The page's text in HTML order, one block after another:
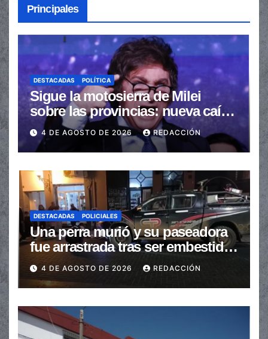
Principales
DESTACADAS POLÍTICA
Sigue la motosierra de Milei
sobre las provincias: nueva caída
de las transferencias no
automáticas
4 DE AGOSTO DE 2026 REDACCIÓN
DESTACADAS POLICIALES
Una perra murió y su paseadora
fue arrastrada tras ser embestidas
en la senda peatonal
4 DE AGOSTO DE 2026 REDACCIÓN